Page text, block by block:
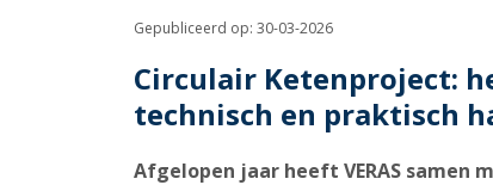
Gepubliceerd op: 30-03-2026
Circulair Ketenproject:
technisch en praktisch
Afgelopen jaar heeft VERAS samen